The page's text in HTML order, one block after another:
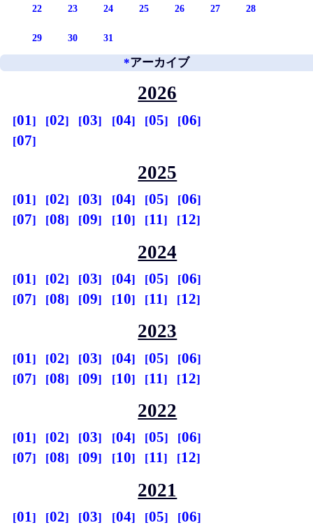
22 23 24 25 26 27 28
29 30 31
*アーカイブ
2026
01 02 03 04 05
06
07
2025
01 02 03 04 05
06
07
08 09 10 11 12
2024
01 02 03 04 05
06
07
08 09 10 11 12
2023
01 02 03 04 05
06
07
08 09 10 11 12
2022
01 02 03 04 05
06
07
08 09 10 11 12
2021
01 02 03 04 05
06